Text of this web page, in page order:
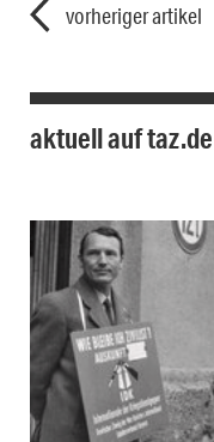
vorheriger artikel
aktuell auf taz.de